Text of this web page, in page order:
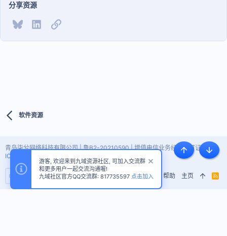
分享资源
Bluesky LinkedIn链接
软件资源
隐私政策 帮助 主页
R
青岛柒兮网络科技有限公司 | 鲁B2-20210590 | 增值电信业务经营许可证 | 鲁
ICP备2021009459号-7
顶部 底部
游客, 欢迎来到九域资源社区, 可加入交流群
和更多用户一起交流沟通喔!
九域社区官方QQ交流群: 817735597 点击加入